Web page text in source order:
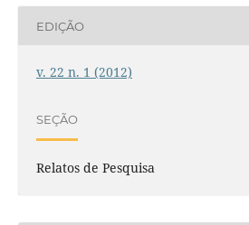
EDIÇÃO
v. 22 n. 1 (2012)
SEÇÃO
Relatos de Pesquisa